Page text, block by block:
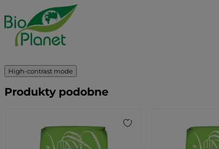
High-contrast mode
Produkty podobne